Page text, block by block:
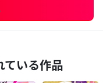
ている作品